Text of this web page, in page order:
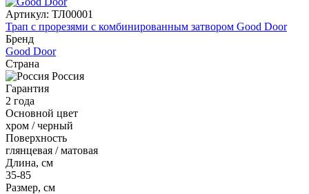
Артикул: ТЛ00001
Трап с прорезями с комбинированным затвором Good Door
Бренд
Good Door
Страна
Россия
Гарантия
2 года
Основной цвет
хром / черный
Поверхность
глянцевая / матовая
Длина, см
35-85
Размер, см